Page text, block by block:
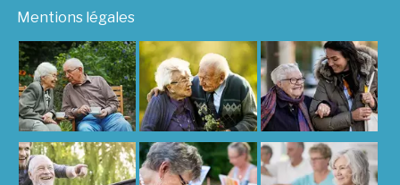
Mentions légales